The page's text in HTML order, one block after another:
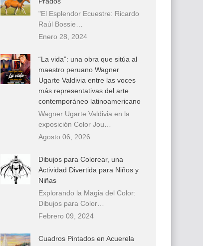
"El Esplendor Ecuestre: Ricardo
Raúl Bossie…
Enero 28, 2024
“La vida”: una obra que sitúa al
maestro peruano Wagner
Ugarte Valdivia entre las voces
más representativas del arte
contemporáneo latinoamericano
Wagner Ugarte Valdivia en la
exposición Color Jou…
Agosto 06, 2026
Dibujos para Colorear, una
Actividad Divertida para Niños y
Niñas
Explorando la Magia del Color:
Dibujos para Color…
Febrero 09, 2024
Cuadros Pintados en Acuerela